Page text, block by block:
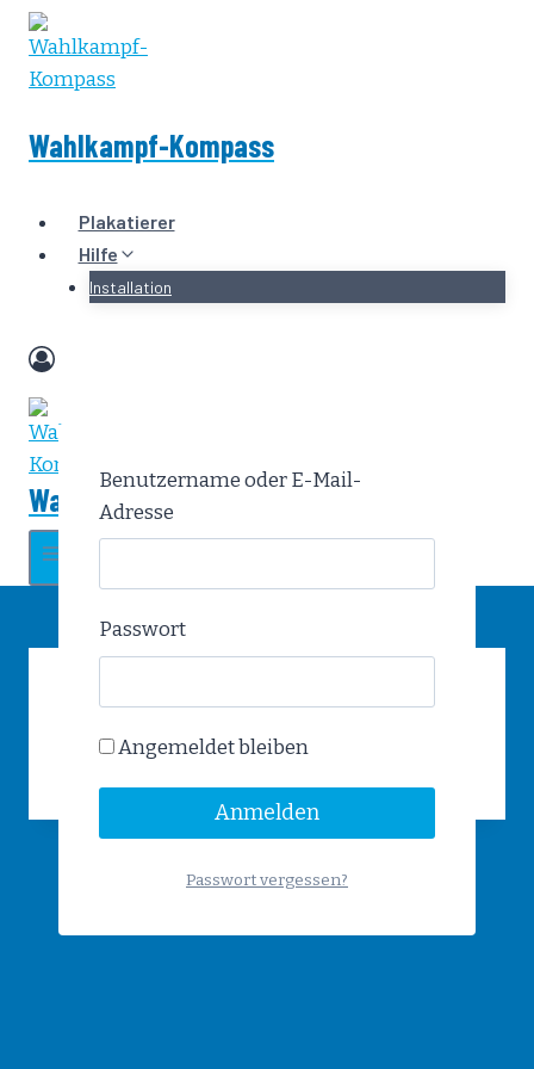
Zum
Inhalt
springen
Wahlkampf-Kompass
Plakatierer
Hilfe
Installation
Wahlkampf-Kompass
Plakat am 08.02.2026 um
21:10
Benutzername oder E-Mail-
Adresse
Passwort
Angemeldet bleiben
Passwort vergessen?